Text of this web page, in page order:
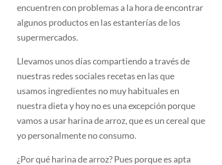
encuentren con problemas a la hora de encontrar
algunos productos en las estanterías de los
supermercados.
Llevamos unos días compartiendo a través de
nuestras redes sociales recetas en las que
usamos ingredientes no muy habituales en
nuestra dieta y hoy no es una excepción porque
vamos a usar harina de arroz, que es un cereal que
yo personalmente no consumo.
¿Por qué harina de arroz? Pues porque es apta